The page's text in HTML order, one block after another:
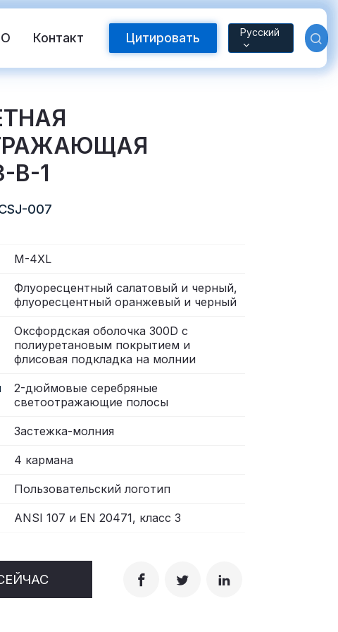
О Контакт Цитировать Русский
с теплопередачей
В-1
007
М-4XL
Флуоресцентный салатовый и черный,
флуоресцентный оранжевый и черный
Оксфордская оболочка 300D с
полиуретановым покрытием и
флисовая подкладка на молнии
2-дюймовые серебряные
светоотражающие полосы
Застежка-молния
4 кармана
Пользовательский логотип
ANSI 107 и EN 20471, класс 3